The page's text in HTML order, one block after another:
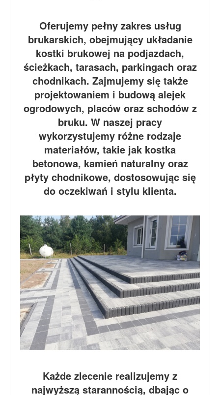
Oferujemy pełny zakres usług
brukarskich, obejmujący układanie
kostki brukowej na podjazdach,
ścieżkach, tarasach, parkingach oraz
chodnikach. Zajmujemy się także
projektowaniem i budową alejek
ogrodowych, placów oraz schodów z
bruku. W naszej pracy
wykorzystujemy różne rodzaje
materiałów, takie jak kostka
betonowa, kamień naturalny oraz
płyty chodnikowe, dostosowując się
do oczekiwań i stylu klienta.
Każde zlecenie realizujemy z
najwyższą starannością, dbając o